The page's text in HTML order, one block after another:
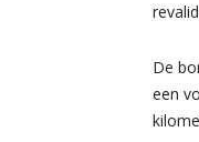
De
een